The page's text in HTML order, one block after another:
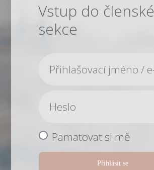
Vstup do členské
sekce
Pamatovat si mě
Přihlásit se